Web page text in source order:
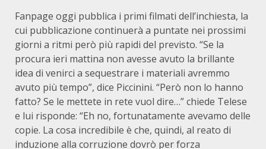
Fanpage oggi pubblica i primi filmati dell’inchiesta, la
cui pubblicazione continuerà a puntate nei prossimi
giorni a ritmi però più rapidi del previsto. “Se la
procura ieri mattina non avesse avuto la brillante
idea di venirci a sequestrare i materiali avremmo
avuto più tempo”, dice Piccinini. “Però non lo hanno
fatto? Se le mettete in rete vuol dire…” chiede Telese
e lui risponde: “Eh no, fortunatamente avevamo delle
copie. La cosa incredibile è che, quindi, al reato di
induzione alla corruzione dovrò per forza